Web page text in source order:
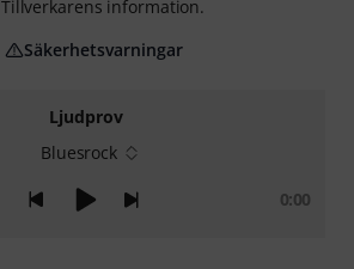
Ljudprov
Bluesrock
0:00
Tillverkarens information.
Säkerhetsvarningar